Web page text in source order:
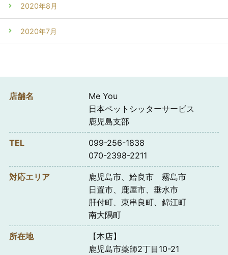
2020年8月
2020年7月
店舗名
Me You
日本ペットシッターサービス
鹿児島支部
TEL
099-256-1838
070-2398-2211
対応エリア
鹿児島市、姶良市 霧島市
日置市、鹿屋市、垂水市
肝付町、東串良町、錦江町
南大隅町
所在地
【本店】
鹿児島市薬師2丁目10-21